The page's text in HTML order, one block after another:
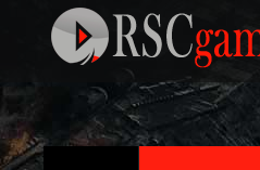
Registre-se